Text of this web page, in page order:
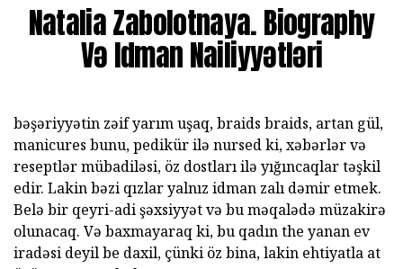
Natalia Zabolotnaya. Biography
Və Idman Nailiyyətləri
bəşəriyyətin zəif yarım uşaq, braids braids, artan gül,
manicures bunu, pedikür ilə nursed ki, xəbərlər və
reseptlər mübadiləsi, öz dostları ilə yığıncaqlar təşkil
edir. Lakin bəzi qızlar yalnız idman zalı dəmir etmek.
Belə bir qeyri-adi şəxsiyyət və bu məqalədə müzakirə
olunacaq. Və baxmayaraq ki, bu qadın the yanan ev
iradəsi deyil be daxil, çünki öz bina, lakin ehtiyatla at